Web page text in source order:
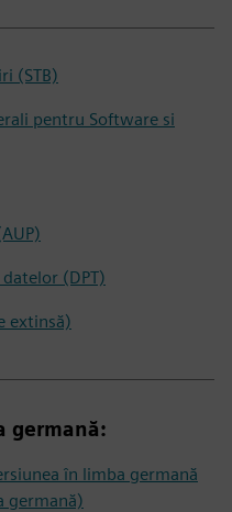
(STB)
pentru Software si
(DPT)
extinsă)
germană:
în limba germană
germană)